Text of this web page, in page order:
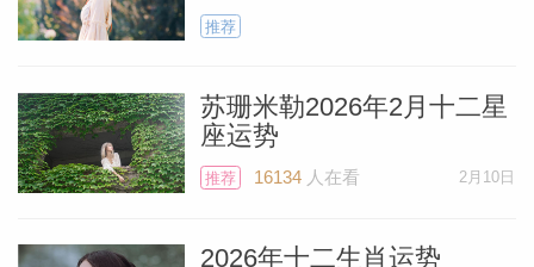
说到健康，你的第六宫也掌管着你的身体健
使是利好的积极食相（我怀疑这次就是）通
常也需要对变化的环境做出某种调整。这一
次食相，你可能因为要赶在截止期限前完成
一项重大项目而感到精疲力竭。然而，这项
推荐
苏珊米勒2026年2月十二星
座运势
推荐 16134人在看 2月10日
2026年十二生肖运势